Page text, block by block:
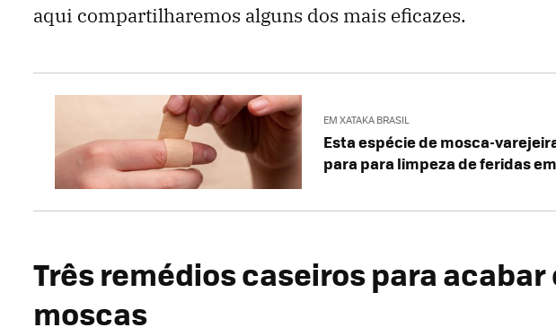
aqui compartilharemos alguns dos mais eficazes.
EM XATAKA BRASIL
Esta espécie de mosca-
para para limpeza de feridas
Três remédios caseiros para acabar
moscas